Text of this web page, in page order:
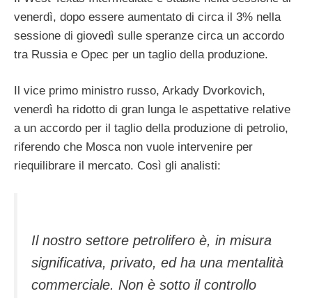
venerdì, dopo essere aumentato di circa il 3% nella
sessione di giovedì sulle speranze circa un accordo
tra Russia e Opec per un taglio della produzione.
Il vice primo ministro russo, Arkady Dvorkovich,
venerdì ha ridotto di gran lunga le aspettative relative
a un accordo per il taglio della produzione di petrolio,
riferendo che Mosca non vuole intervenire per
riequilibrare il mercato. Così gli analisti:
Il nostro settore petrolifero è, in misura
significativa, privato, ed ha una mentalità
commerciale. Non è sotto il controllo